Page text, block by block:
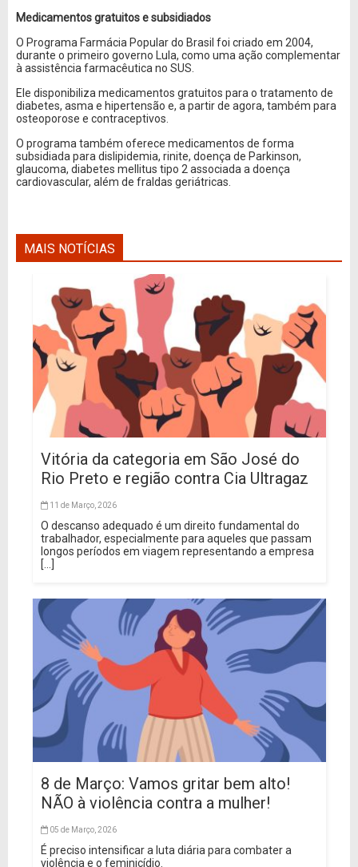
Medicamentos gratuitos e subsidiados
O Programa Farmácia Popular do Brasil foi criado em 2004,
durante o primeiro governo Lula, como uma ação complementar
à assistência farmacêutica no SUS.
Ele disponibiliza medicamentos gratuitos para o tratamento de
diabetes, asma e hipertensão e, a partir de agora, também para
osteoporose e contraceptivos.
O programa também oferece medicamentos de forma
subsidiada para dislipidemia, rinite, doença de Parkinson,
glaucoma, diabetes mellitus tipo 2 associada a doença
cardiovascular, além de fraldas geriátricas.
MAIS NOTÍCIAS
Vitória da categoria em São José do
Rio Preto e região contra Cia Ultragaz
11 de Março, 2026
O descanso adequado é um direito fundamental do
trabalhador, especialmente para aqueles que passam
longos períodos em viagem representando a empresa
[...]
8 de Março: Vamos gritar bem alto!
NÃO à violência contra a mulher!
05 de Março, 2026
É preciso intensificar a luta diária para combater a
violência e o feminicídio.